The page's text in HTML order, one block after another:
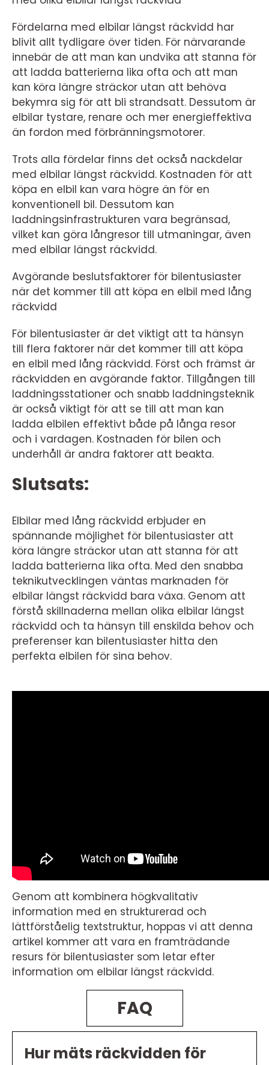
Fördelarna med elbilar längst räckvidd har
blivit allt tydligare över tiden. För närvarande
innebär de att man kan undvika att stanna för
att ladda batterierna lika ofta och att man
kan köra längre sträckor utan att behöva
bekymra sig för att bli strandsatt. Dessutom är
elbilar tystare, renare och mer energieffektiva
än fordon med förbränningsmotorer.
Trots alla fördelar finns det också nackdelar
med elbilar längst räckvidd. Kostnaden för att
köpa en elbil kan vara högre än för en
konventionell bil. Dessutom kan
laddningsinfrastrukturen vara begränsad,
vilket kan göra långresor till utmaningar, även
med elbilar längst räckvidd.
Avgörande beslutsfaktorer för bilentusiaster
när det kommer till att köpa en elbil med lång
räckvidd
För bilentusiaster är det viktigt att ta hänsyn
till flera faktorer när det kommer till att köpa
en elbil med lång räckvidd. Först och främst är
räckvidden en avgörande faktor. Tillgången till
laddningsstationer och snabb laddningsteknik
är också viktigt för att se till att man kan
ladda elbilen effektivt både på långa resor
och i vardagen. Kostnaden för bilen och
underhåll är andra faktorer att beakta.
Slutsats:
Elbilar med lång räckvidd erbjuder en
spännande möjlighet för bilentusiaster att
köra längre sträckor utan att stanna för att
ladda batterierna lika ofta. Med den snabba
teknikutvecklingen väntas marknaden för
elbilar längst räckvidd bara växa. Genom att
förstå skillnaderna mellan olika elbilar längst
räckvidd och ta hänsyn till enskilda behov och
preferenser kan bilentusiaster hitta den
perfekta elbilen för sina behov.
Genom att kombinera högkvalitativ
information med en strukturerad och
lättförståelig textstruktur, hoppas vi att denna
artikel kommer att vara en framträdande
resurs för bilentusiaster som letar efter
information om elbilar längst räckvidd.
FAQ
Hur mäts räckvidden för